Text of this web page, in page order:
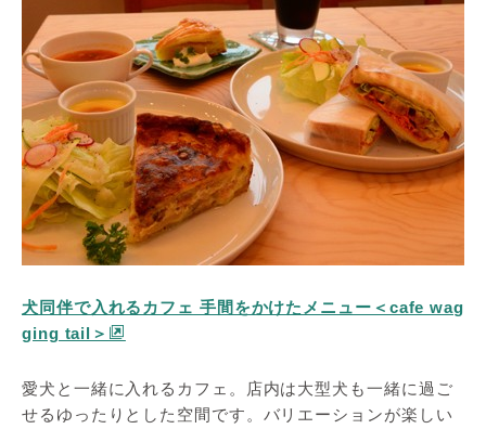
犬同伴で入れるカフェ 手間をかけたメニュー＜cafe wag
ging tail＞
愛犬と一緒に入れるカフェ。店内は大型犬も一緒に過ご
せるゆったりとした空間です。バリエーションが楽しい